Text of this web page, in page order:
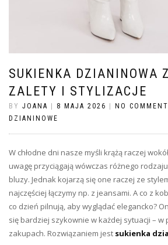
SUKIENKA DZIANINOWA
ZALETY I STYLIZACJE
BY JOANA | 8 MAJA 2026 | NO
DZIANINOWE
W chłodne dni nasze myśli krążą raczej
uwagę przyciągają wówczas różnego
bluzy. Jednak kojarzą się one raczej ze
najczęściej łączymy np. z jeansami. A co z
co dzień pilnują, aby wyglądać elegancko?
się bardziej szykownie w każdej sytuacji – w
zakupach. Rozwiązaniem jest sukienka